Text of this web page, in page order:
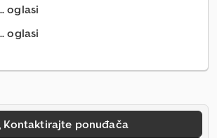
oglasi
oglasi
Kontaktirajte ponuđača